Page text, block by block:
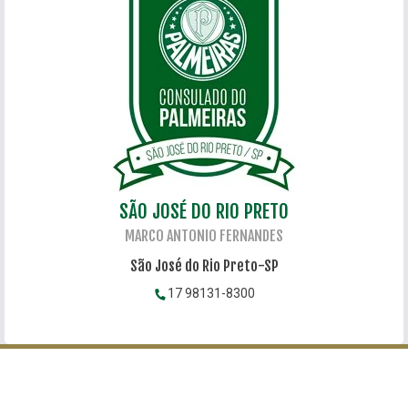
SÃO JOSÉ DO RIO PRETO
MARCO ANTONIO FERNANDES
São José do Rio Preto-SP
17 98131-8300